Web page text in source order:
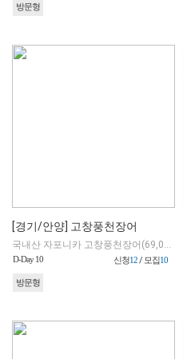
방문형
[경기/안양] 고창풍천장어
국내산 자포니카 고창풍천장어(69,000원) or LA갈비 2인분(50,000원) 택 1
D-Day 10 신청12/ 모집10
방문형